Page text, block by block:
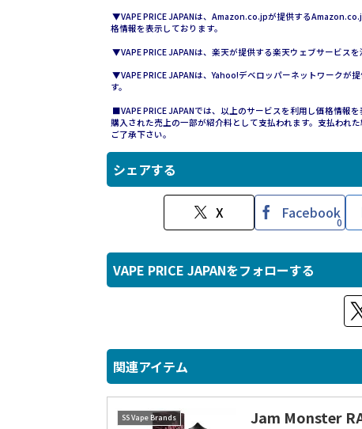
▼VAPE PRICE JAPANは、Amazon.co.jpが提供する
格情報を表示しております。
▼VAPE PRICE JAPANは、楽天が提供する楽天ウェブサービス
▼VAPE PRICE JAPANは、Yahoo!デベロッパーネットワークが
す。
■VAPE PRICE JAPANでは、以上のサービスを利用し価格情報
購入された売上の一部が紹介料として支払われます。支払われ
ご了承下さい。
シェアする
X Facebook0
VAPE PRICE JAPANをフォローする
関連アイテム
SS Vape Brands Jam Monster